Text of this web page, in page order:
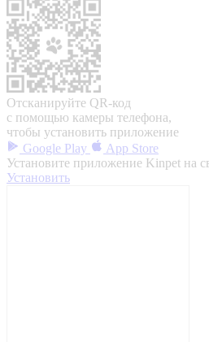
Отсканируйте QR-код
с помощью камеры телефона,
чтобы установить приложение
Google Play
App Store
Установите приложение Kinpet на
Установить